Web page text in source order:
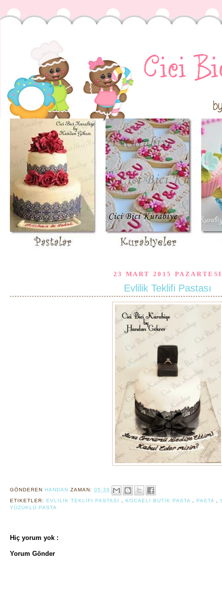
23 MART 2015
Evlilik Teklifi Pastası
GÖNDEREN HANDAN ZAMAN: 05:39
ETIKETLER: EVLILIK TEKLIFI PASTASI KOCAELI BUTIK PASTA PASTA
YÜZÜKLÜ PASTA
Hiç yorum yok :
Yorum Gönder